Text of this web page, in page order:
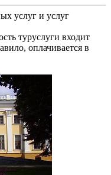
услуг и услуг
туруслуги входит
оплачивается в